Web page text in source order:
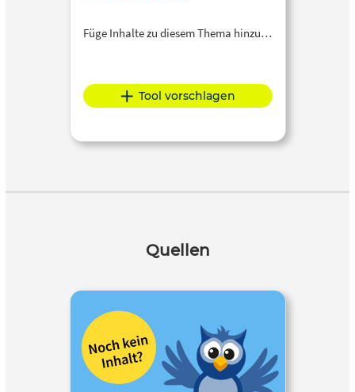
Füge Inhalte zu diesem Thema hinzu…
Tool vorschlagen
Quellen